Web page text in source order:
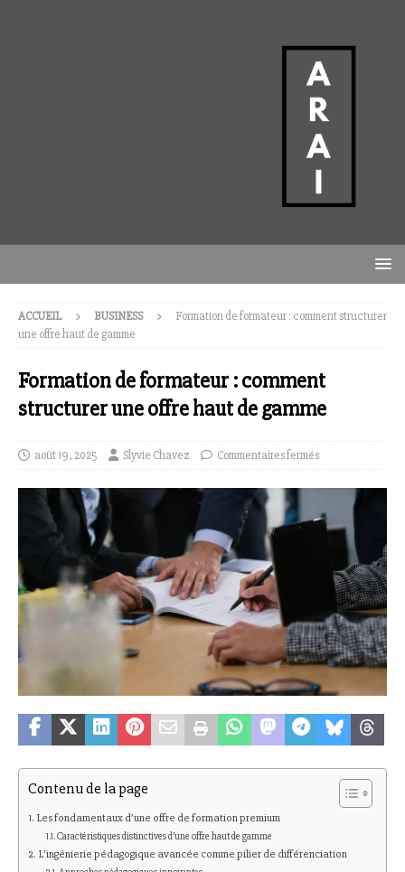
ACCUEIL BUSINESS
Formation de formateur : comment structurer
une offre haut de gamme
Formation de formateur : comment
structurer une offre haut de gamme
août 19, 2025 Slyvie Chavez Commentaires fermés
Contenu de la page
Les fondamentaux d’une offre de formation premium
Caractéristiques distinctives d’une offre haut de gamme
L’ingénierie pédagogique avancée comme pilier de différenciation